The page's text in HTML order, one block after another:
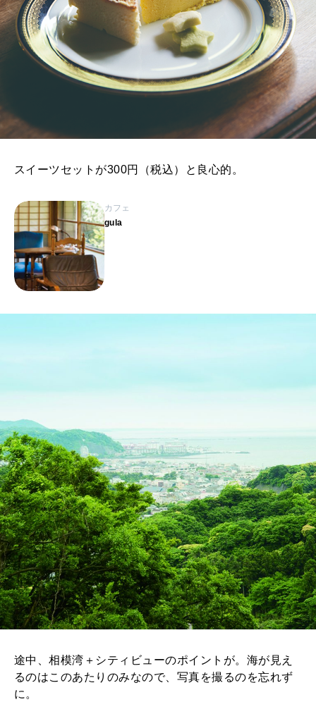
スイーツセットが300円（税込）と良心的。
カフェ
gula
途中、相模湾＋シティビューのポイントが。海が見え
るのはこのあたりのみなので、写真を撮るのを忘れず
に。